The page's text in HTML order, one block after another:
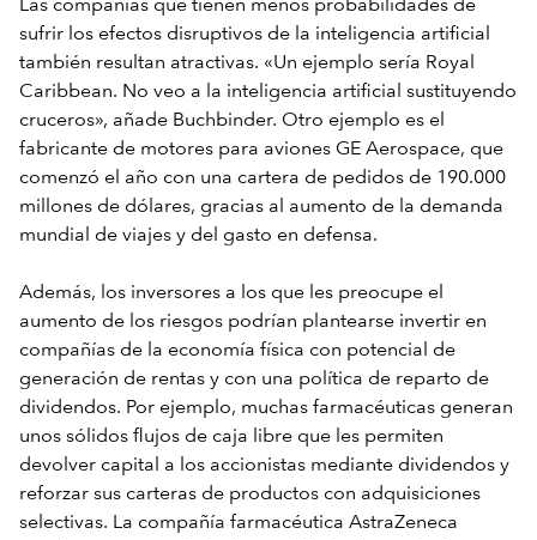
Las compañías que tienen menos probabilidades de
sufrir los efectos disruptivos de la inteligencia artificial
también resultan atractivas. «Un ejemplo sería Royal
Caribbean. No veo a la inteligencia artificial sustituyendo
cruceros», añade Buchbinder. Otro ejemplo es el
fabricante de motores para aviones GE Aerospace, que
comenzó el año con una cartera de pedidos de 190.000
millones de dólares, gracias al aumento de la demanda
mundial de viajes y del gasto en defensa.
Además, los inversores a los que les preocupe el
aumento de los riesgos podrían plantearse invertir en
compañías de la economía física con potencial de
generación de rentas y con una política de reparto de
dividendos. Por ejemplo, muchas farmacéuticas generan
unos sólidos flujos de caja libre que les permiten
devolver capital a los accionistas mediante dividendos y
reforzar sus carteras de productos con adquisiciones
selectivas. La compañía farmacéutica AstraZeneca